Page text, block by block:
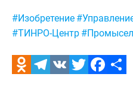
Метки:
#Изобретение
#ТИНРО-Центр #Промысел